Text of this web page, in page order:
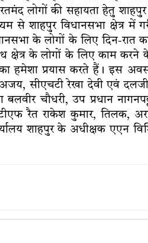
लोगों की सहायता हेतु
से शाहपुर विधानसभा क्षेत्र में
के लोगों के लिए दिन-रात
के लोगों के लिए काम करने
प्रयास करते हैं। इस अवसर
सीएचटी रेखा देवी एवं
चौधरी, उप प्रधान
रैत राकेश कुमार, तिलक,
शाहपुर के अधीक्षक एएन